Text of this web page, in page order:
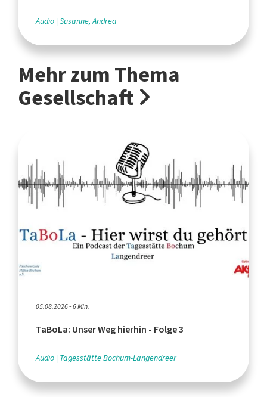
Audio Susanne, Andrea
Mehr zum Thema
Gesellschaft
05.08.2026 - 6 Min.
TaBoLa: Unser Weg hierhin - Folge 3
Audio Tagesstätte Bochum-Langendreer